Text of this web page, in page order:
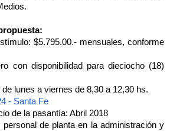
$5.795.00.- mensuales, conforme
con disponibilidad para dieciocho (18)
lunes a viernes de 8,30 a 12,30 hs.
- Santa Fe
de la pasantía: Abril 2018
personal de planta en la administración y